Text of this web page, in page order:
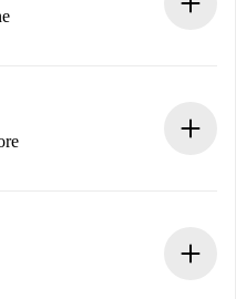
nulla e ti proporremo